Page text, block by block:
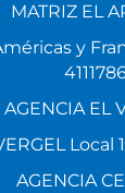
MATRIZ EL
y
AGENCIA EL
Local
AGENCIA